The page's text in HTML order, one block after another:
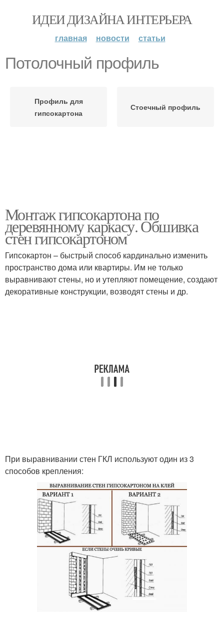
ИДЕИ ДИЗАЙНА ИНТЕРЬЕРА
главная новости статьи
Потолочный профиль
Профиль для
гипсокартона
Стоечный профиль
Монтаж гипсокартона по
деревянному каркасу. Обшивка
стен гипсокартоном
Гипсокартон – быстрый способ кардинально изменить
пространство дома или квартиры. Им не только
выравнивают стены, но и утепляют помещение, создают
декоративные конструкции, возводят стены и др.
При выравнивании стен ГКЛ используют один из 3
способов крепления: